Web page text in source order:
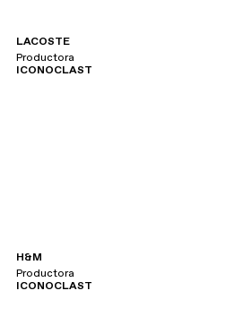
LACOSTE
Productora
ICONOCLAST
H&M
Productora
ICONOCLAST